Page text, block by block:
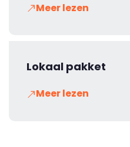
Meer lezen
Lokaal pakket
Meer lezen